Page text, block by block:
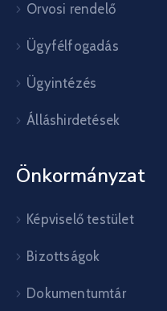
Orvosi rendelő
Ügyfélfogadás
Ügyintézés
Álláshirdetések
Önkormányzat
Képviselő testület
Bizottságok
Dokumentumtár